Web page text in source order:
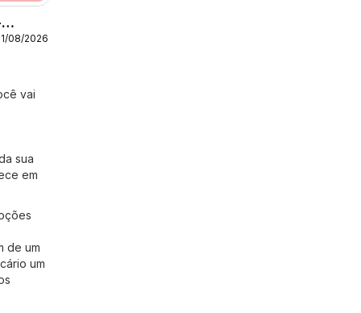
08/2026
vai
sua
em
de um
um